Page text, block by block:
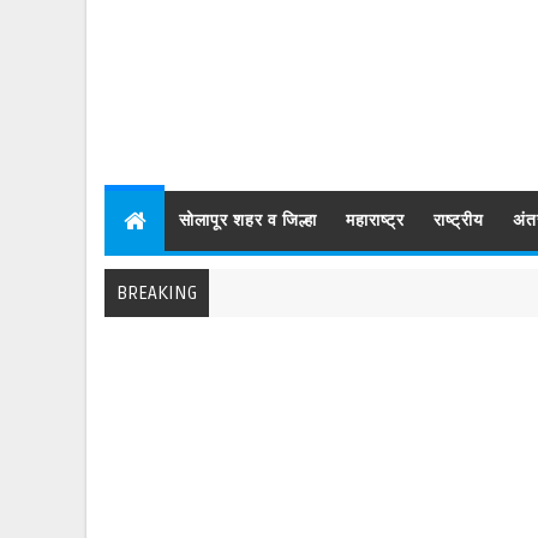
सोलापूर शहर व जिल्हा महाराष्ट्र राष्ट्रीय
BREAKING